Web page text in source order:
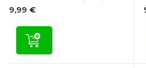
9,99 €